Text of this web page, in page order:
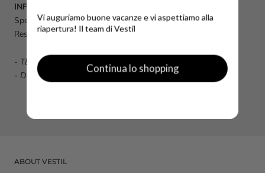
INFO UTILI
Spese di spedizione calcolate al momento dell'acquisto.
Reso disponibile fino a 14 giorni dalla data di consegna.
- TERMINI E CONDIZIONI GENERALI DI VENDITA
- DOMANDE FREQUENTI FAQ
ABOUT VESTIL
Vi auguriamo buone vacanze e vi aspettiamo alla
riapertura! Il team di Vestil
Continua lo shopping